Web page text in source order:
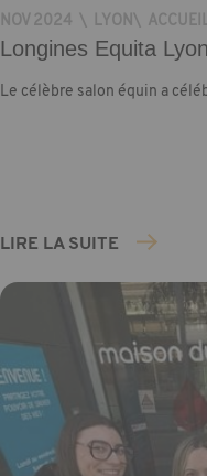
NOV 2024 \ LYON\
Longines Equita
Le célèbre salon équin a
LIRE LA SUITE